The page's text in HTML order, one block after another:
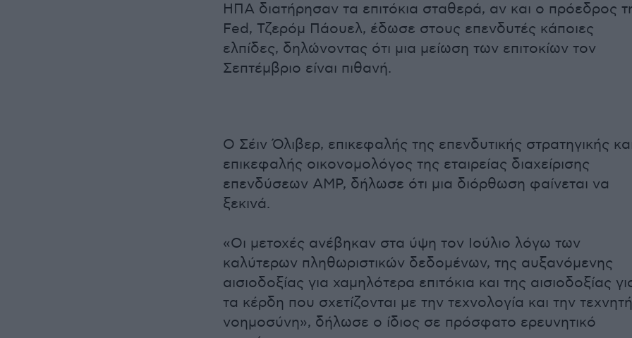
ΗΠΑ διατήρησαν τα επιτόκια σταθερά, αν και ο πρόεδρος
Fed, Τζερόμ Πάουελ, έδωσε στους επενδυτές κάποιες
ελπίδες, δηλώνοντας ότι μια μείωση των επιτοκίων τον
Σεπτέμβριο είναι πιθανή.
Ο Σέιν Όλιβερ, επικεφαλής της επενδυτικής στρατηγικής
επικεφαλής οικονομολόγος της εταιρείας διαχείρισης
επενδύσεων AMP, δήλωσε ότι μια διόρθωση φαίνεται να
ξεκινά.
«Οι μετοχές ανέβηκαν στα ύψη τον Ιούλιο λόγω των
καλύτερων πληθωριστικών δεδομένων, της αυξανόμενης
αισιοδοξίας για χαμηλότερα επιτόκια και της αισιοδοξίας
τα κέρδη που σχετίζονται με την τεχνολογία και την τεχνητή
νοημοσύνη», δήλωσε ο ίδιος σε πρόσφατο ερευνητικό